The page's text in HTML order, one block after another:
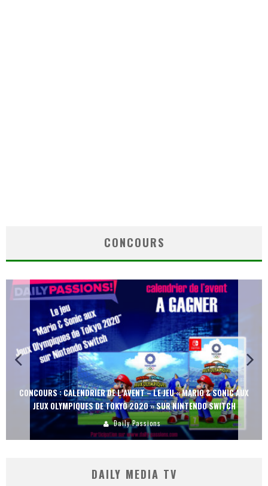
CONCOURS
CONCOURS : CALENDRIER DE L’AVENT – LE JEU « MARIO & SONIC AUX
JEUX OLYMPIQUES DE TOKYO 2020 » SUR NINTENDO SWITCH
Daily Passions
DAILY MEDIA TV